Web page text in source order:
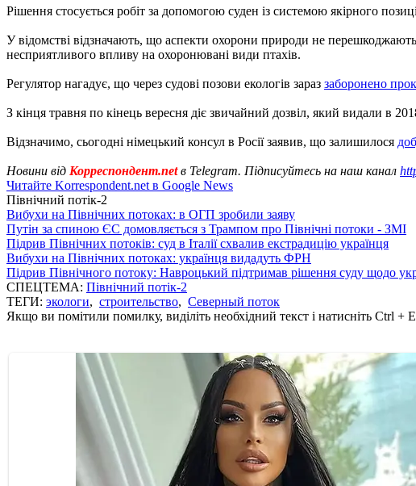
Рішення стосується робіт за допомогою суден із системою якірного
У відомстві відзначають, що аспекти охорони природи не
несприятливого впливу на охоронювані види птахів.
Регулятор нагадує, що через судові позови екологів зараз заборонено
З кінця травня по кінець вересня діє звичайний дозвіл, який видали в
Відзначимо, сьогодні німецький консул в Росії заявив, що залишилося
Новини від Корреспондент.netв Telegram. Підписуйтесь на наш канал
Читайте Korrespondent.net в Google News
Північний потік-2
Вибухи на Північних потоках: в ОГП зробили заяву
Путін за спиною ЄС домовляється з Трампом про Північні потоки - ЗМІ
Підрив Північних потоків: суд в Італії схвалив екстрадицію українця
Вибухи на Північних потоках: українця видадуть ФРН
Підрив Північного потоку: Навроцький підтримав рішення суду щодо
СПЕЦТЕМА: Північний потік-2
ТЕГИ: экологи, строительство, Северный поток
Якщо ви помітили помилку, виділіть необхідний текст і натисніть Ctrl